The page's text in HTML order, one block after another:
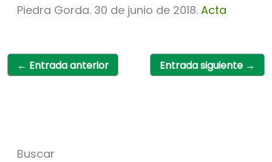
Piedra Gorda. 30 de junio de 2018. Acta
← Entrada anterior Entrada siguiente →
Buscar